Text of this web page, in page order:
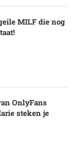
MILF die nog
OnlyFans
steken je